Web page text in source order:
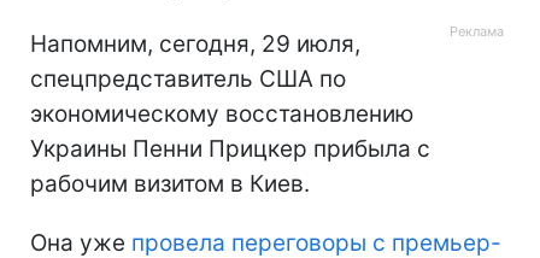
Напомним, сегодня, 29 июля,
спецпредставитель США по
экономическому восстановлению
Украины Пенни Прицкер прибыла с
рабочим визитом в Киев.
Она уже провела переговоры с премьер-